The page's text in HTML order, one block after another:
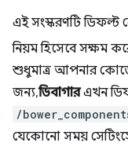
এই সংস্করণটি ডিফল্ট
নিয়ম হিসেবে সক্ষম
শুধুমাত্র আপনার
জন্য,ডিবাগারএখন
/
যেকোনো সময়